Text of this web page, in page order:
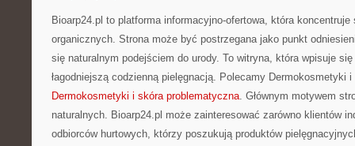
Bioarp24.pl to platforma informacyjno-ofertowa, która koncentruje
organicznych. Strona może być postrzegana jako punkt
się naturalnym podejściem do urody. To witryna, która wpisuje
łagodniejszą codzienną pielęgnacją. Polecamy Dermokosmetyki
Dermokosmetyki i skóra problematyczna. Głównym motywem
naturalnych. Bioarp24.pl może zainteresować zarówno klientów
odbiorców hurtowych, którzy poszukują produktów